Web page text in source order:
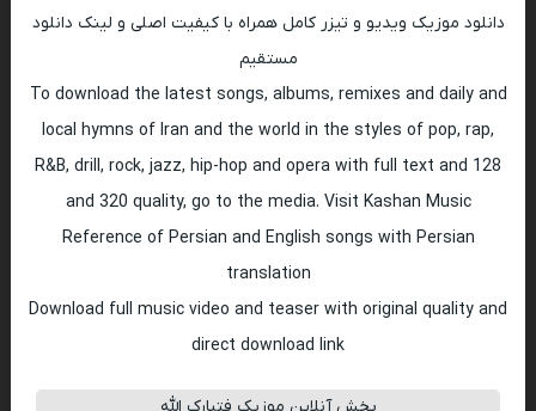
دانلود موزیک ویدیو و تیزر کامل همراه با کیفیت اصلی و لینک دانلود
مستقیم
To download the latest songs, albums, remixes and daily and
local hymns of Iran and the world in the styles of pop, rap,
R&B, drill, rock, jazz, hip-hop and opera with full text and 128
and 320 quality, go to the media. Visit Kashan Music
Reference of Persian and English songs with Persian
translation
Download full music video and teaser with original quality and
direct download link
پخش آنلاین موزیک فتبارک الله